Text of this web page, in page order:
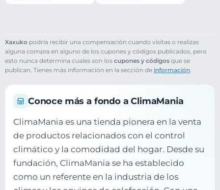
Xaxuko podría recibir una compensación cuando visitas o realizas
alguna compra en alguno de los cupones y códigos publicados, pero
esto nunca determina cuales son los cupones y códigos que se
publican. Tienes más información en la sección de información
Conoce más a fondo a ClimaMania
ClimaMania es una tienda pionera en la venta
de productos relacionados con el control
climático y la comodidad del hogar. Desde su
fundación, ClimaMania se ha establecido
como un referente en la industria de los